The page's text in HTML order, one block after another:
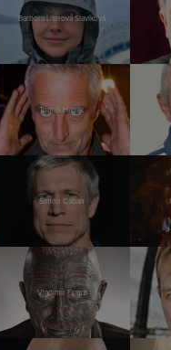
Barbora Literová Slavíková
Tomáš Hanák
Šimon Caban
Vladimír Franz